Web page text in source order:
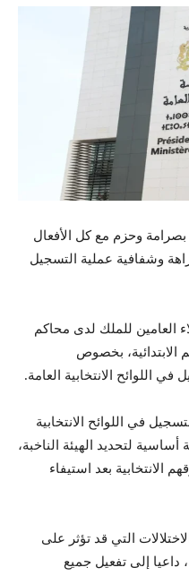
بصرامة وحزم مع كل الأفعال
وشفافية عملية التسجيل
العامين للملك لدى محاكم
الابتدائية، بخصوص
اللوائح الانتخابية العامة.
في اللوائح الانتخابية
لتحديد الهيئة الناخبة،
الانتخابية بعد استيفاء
التي قد تؤثر على
داعيا إلى تفعيل جميع